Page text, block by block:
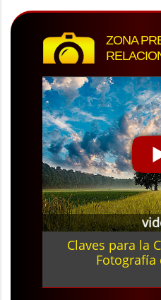
ZONA
Claves para la
Fotografía